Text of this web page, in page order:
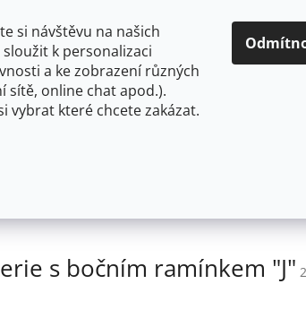
si návštěvu na našich
k personalizaci
a ke zobrazení různých
sítě, online chat apod.).
vybrat které chcete zakázat.
HLEDAT
s bočním ramínkem "J"
s bočním ramínkem "J"